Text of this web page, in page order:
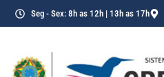
Seg - Sex: 8h as 12h | 13h as 17h